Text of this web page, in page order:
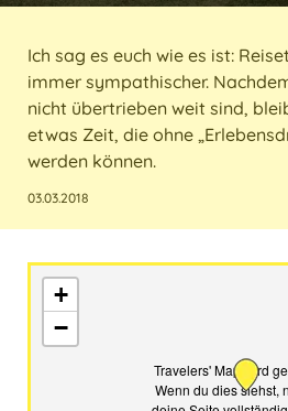
Kroatien
Malta
Spanien
Taiwan
Thailand
Ich sag es euch wie es ist:
immer sympathischer.
nicht übertrieben weit sind,
etwas Zeit, die ohne
werden können.
03.03.2018
Travelers' Map wird
Wenn du dies siehst,
+
−